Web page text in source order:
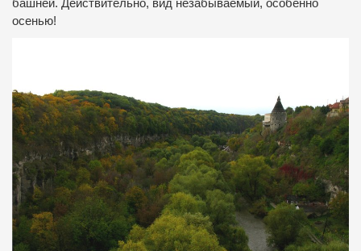
башней. Действительно, вид незабываемый, особенно
осенью!